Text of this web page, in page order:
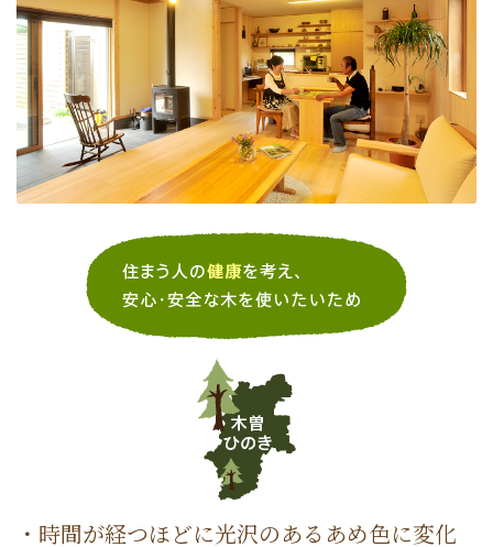
・時間が経つほどに光沢のあるあめ色に変化